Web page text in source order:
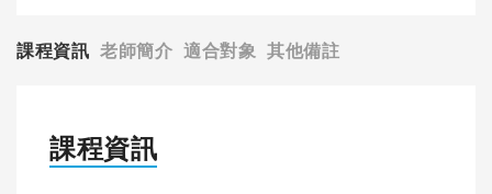
課程資訊 老師簡介 適合對象 其他備註
課程資訊